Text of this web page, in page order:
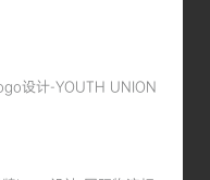
设计-YOUTH UNION